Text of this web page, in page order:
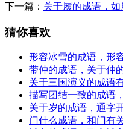
下一篇： 关于履的成语，
猜你喜欢
形容冰雪的成语，形
带仲的成语，关于仲
关于三国演义的成语
描写团结一致的成语
关于岁的成语，通字
门什么成语，和门有